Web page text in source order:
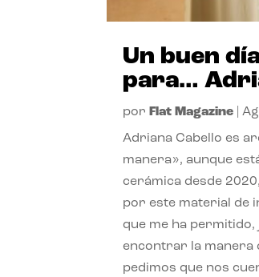
Un buen
para…
por Flat Magazine |
Adriana Cabello es
manera», aunque
cerámica desde
por este material de
que me ha
encontrar la manera
pedimos que nos